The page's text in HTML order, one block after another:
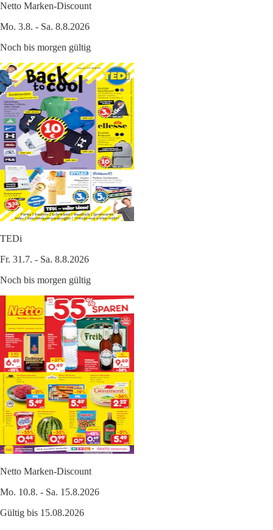
Netto Marken-Discount
Mo. 3.8. - Sa. 8.8.2026
Noch bis morgen gültig
TEDi
Fr. 31.7. - Sa. 8.8.2026
Noch bis morgen gültig
Netto Marken-Discount
Mo. 10.8. - Sa. 15.8.2026
Gültig bis 15.08.2026